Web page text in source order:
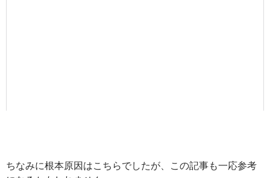
ちなみに根本原因はこちらでしたが、この記事も一応参考